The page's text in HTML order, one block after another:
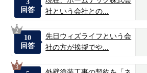
3
回答
社という会社との...
2
10
回答
先日ウィズライフという会
社の方が挨拶でや...
3